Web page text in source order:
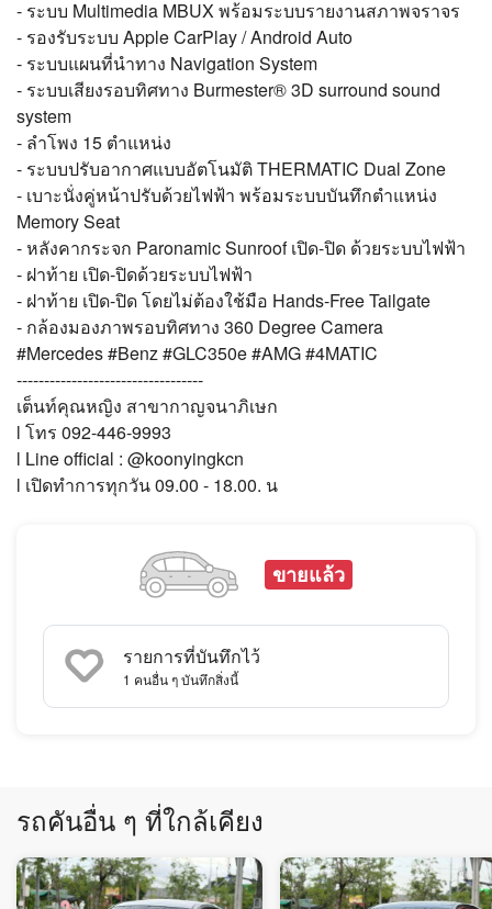
- ระบบ Multimedia MBUX พร้อมระบบรายงานสภาพจราจร
- รองรับระบบ Apple CarPlay / Android Auto
- ระบบแผนที่นำทาง Navigation System
- ระบบเสียงรอบทิศทาง Burmester® 3D surround sound
system
- ลำโพง 15 ตำแหน่ง
- ระบบปรับอากาศแบบอัตโนมัติ THERMATIC Dual Zone
- เบาะนั่งคู่หน้าปรับด้วยไฟฟ้า พร้อมระบบบันทึกตำแหน่ง
Memory Seat
- หลังคากระจก Paronamic Sunroof เปิด-ปิด ด้วยระบบไฟฟ้า
- ฝาท้าย เปิด-ปิดด้วยระบบไฟฟ้า
- ฝาท้าย เปิด-ปิด โดยไม่ต้องใช้มือ Hands-Free Tailgate
- กล้องมองภาพรอบทิศทาง 360 Degree Camera
#Mercedes #Benz #GLC350e #AMG #4MATIC
----------------------------------
เต็นท์คุณหญิง สาขากาญจนาภิเษก
l โทร 092-446-9993
l Line official : @koonyingkcn
l เปิดทำการทุกวัน 09.00 - 18.00. น
ขายแล้ว
รายการที่บันทึกไว้
1 คนอื่น ๆ บันทึกสิ่งนี้
รถคันอื่น ๆ ที่ใกล้เคียง